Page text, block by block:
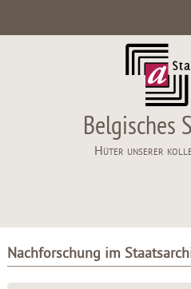
Belgisches
Hüter unserer
Nachforschung im